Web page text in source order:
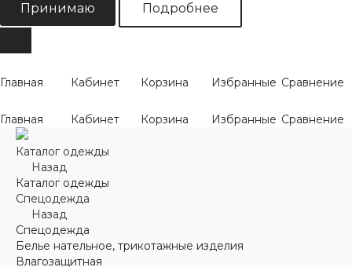
Принимаю Подробнее
Главная Кабинет Корзина Избранные Сравнение
Главная Кабинет Корзина Избранные Сравнение
Каталог одежды
Назад
Каталог одежды
Спецодежда
Назад
Спецодежда
Белье нательное, трикотажные изделия
Влагозащитная